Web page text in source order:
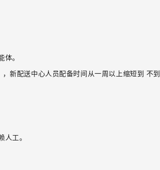
。
，新配送中心人员配备时间从一周以上缩短到 不到
工。